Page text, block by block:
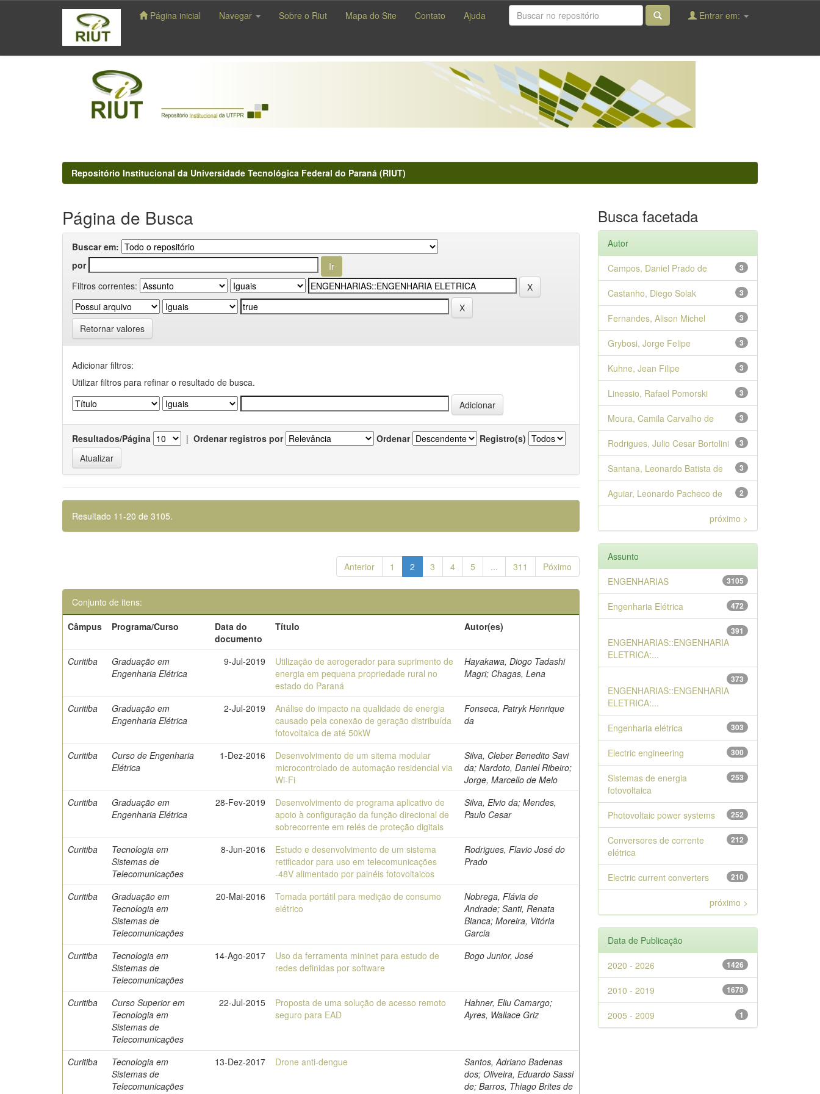
navigation
Página inicial Navegar Sobre o Riut Mapa do Site Contato Ajuda Entrar em:
Repositório Institucional da Universidade Tecnológica Federal do Paraná (RIUT)
Página de Busca
Buscar em:
por
Filtros correntes:
Retornar valores
Adicionar filtros:
Utilizar filtros para refinar o resultado de busca.
Resultados/Página | Ordenar registros por Ordenar Registro(s)
Resultado 11-20 de 3105.
Anterior 1 2 3 4 5 ... 311 Póximo
Conjunto de itens:
Câmpus
Programa/Curso
Data do
documento
Título Autor(es)
Curitiba
Graduação em
Engenharia Elétrica
9-Jul-2019
Utilização de aerogerador para suprimento de
energia em pequena propriedade rural no
estado do Paraná
Hayakawa, Diogo Tadashi
Magri; Chagas, Lena
Curitiba
Graduação em
Engenharia Elétrica
2-Jul-2019
Análise do impacto na qualidade de energia
causado pela conexão de geração distribuída
fotovoltaica de até 50kW
Fonseca, Patryk Henrique
da
Curitiba
Curso de Engenharia
Elétrica
1-Dez-2016
Desenvolvimento de um sitema modular
microcontrolado de automação residencial via
Wi-Fi
Silva, Cleber Benedito Savi
da; Nardoto, Daniel Ribeiro;
Jorge, Marcello de Melo
Curitiba
Graduação em
Engenharia Elétrica
28-Fev-2019
Desenvolvimento de programa aplicativo de
apoio à configuração da função direcional de
sobrecorrente em relés de proteção digitais
Silva, Elvio da; Mendes,
Paulo Cesar
Curitiba
Tecnologia em
Sistemas de
Telecomunicações
8-Jun-2016
Estudo e desenvolvimento de um sistema
retificador para uso em telecomunicações
-48V alimentado por painéis fotovoltaicos
Rodrigues, Flavio José do
Prado
Curitiba
Graduação em
Tecnologia em
Sistemas de
Telecomunicações
20-Mai-2016
Tomada portátil para medição de consumo
elétrico
Nobrega, Flávia de
Andrade; Santi, Renata
Bianca; Moreira, Vitória
Garcia
Curitiba
Tecnologia em
Sistemas de
Telecomunicações
14-Ago-2017
Uso da ferramenta mininet para estudo de
redes definidas por software
Bogo Junior, José
Curitiba
Curso Superior em
Tecnologia em
Sistemas de
Telecomunicações
22-Jul-2015
Proposta de uma solução de acesso remoto
seguro para EAD
Hahner, Eliu Camargo;
Ayres, Wallace Griz
Curitiba
Tecnologia em
Sistemas de
Telecomunicações
13-Dez-2017 Drone anti-dengue
Santos, Adriano Badenas
dos; Oliveira, Eduardo Sassi
de; Barros, Thiago Brites de
Busca facetada
Autor
3
Campos, Daniel Prado de
3
Castanho, Diego Solak
3
Fernandes, Alison Michel
3
Grybosi, Jorge Felipe
3
Kuhne, Jean Filipe
3
Linessio, Rafael Pomorski
3
Moura, Camila Carvalho de
3
Rodrigues, Julio Cesar Bortolini
3
Santana, Leonardo Batista de
2
Aguiar, Leonardo Pacheco de
próximo >
Assunto
3105
ENGENHARIAS
472
Engenharia Elétrica
391
ENGENHARIAS::ENGENHARIA
ELETRICA:...
373
ENGENHARIAS::ENGENHARIA
ELETRICA:...
303
Engenharia elétrica
300
Electric engineering
253
Sistemas de energia
fotovoltaica
252
Photovoltaic power systems
212
Conversores de corrente
elétrica
210
Electric current converters
próximo >
Data de Publicação
1426
2020 - 2026
1678
2010 - 2019
1
2005 - 2009